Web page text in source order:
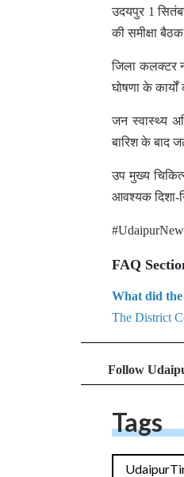
उदयपुर 1
की समीक्षा
जिला कलक्टर
घोषणा के
जन स्वास्थ्य
बारिश के बाद
उप मुख्य
आवश्यक दिशा-
FAQ
What did
The District
Follow
Tags